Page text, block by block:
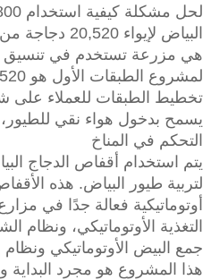
البياض
هي مزرعة تستخدم في تنسيق
يسمح بدخول هواء نقي
التحكم في المناخ
يتم استخدام أقفاص الدجاج
لتربية طيور البياض. هذه
أوتوماتيكية فعالة جدًا في
التغذية الأوتوماتيكي، ونظام
جمع البيض الأوتوماتيكي ونظام
هذا المشروع هو مجرد البداية